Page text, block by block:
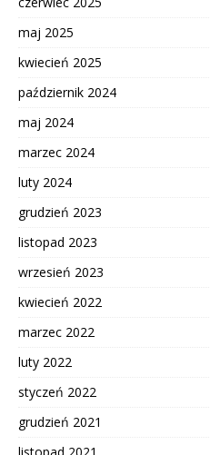
maj 2025
kwiecień 2025
październik 2024
maj 2024
marzec 2024
luty 2024
grudzień 2023
listopad 2023
wrzesień 2023
kwiecień 2022
marzec 2022
luty 2022
styczeń 2022
grudzień 2021
listopad 2021